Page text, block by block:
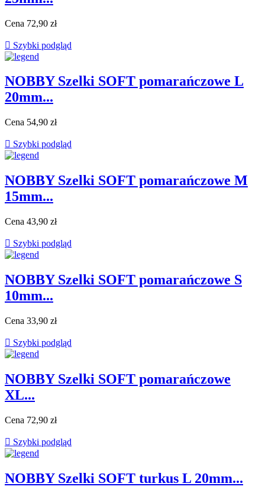
Cena 72,90 zł
 Szybki podgląd
NOBBY Szelki SOFT pomarańczowe L
20mm...
Cena 54,90 zł
 Szybki podgląd
NOBBY Szelki SOFT pomarańczowe M
15mm...
Cena 43,90 zł
 Szybki podgląd
NOBBY Szelki SOFT pomarańczowe S
10mm...
Cena 33,90 zł
 Szybki podgląd
NOBBY Szelki SOFT pomarańczowe
XL...
Cena 72,90 zł
 Szybki podgląd
NOBBY Szelki SOFT turkus L 20mm...